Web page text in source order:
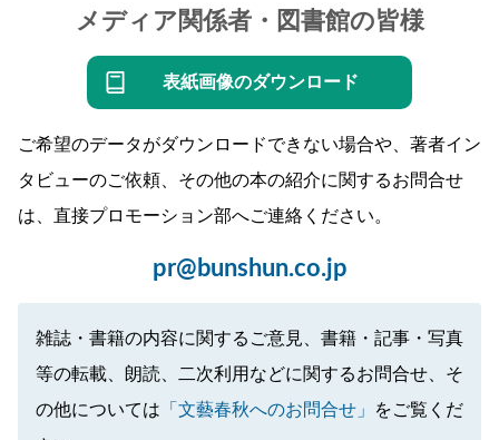
メディア関係者・図書館の皆様
表紙画像のダウンロード
ご希望のデータがダウンロードできない場合や、著者イン
タビューのご依頼、その他の本の紹介に関するお問合せ
は、直接プロモーション部へご連絡ください。
pr@bunshun.co.jp
雑誌・書籍の内容に関するご意見、書籍・記事・写真
等の転載、朗読、二次利用などに関するお問合せ、そ
の他については 「文藝春秋へのお問合せ」
をご覧くだ